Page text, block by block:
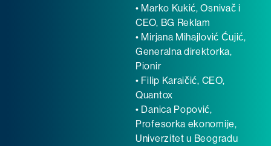
• Marko Kukić, Osnivač i
CEO, BG Reklam
• Mirjana Mihajlović Ćujić,
Generalna direktorka,
Pionir
• Filip Karaičić, CEO,
Quantox
• Danica Popović,
Profesorka ekonomije,
Univerzitet u Beogradu